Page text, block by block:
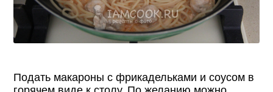
Подать макароны с фрикадельками и соусом в